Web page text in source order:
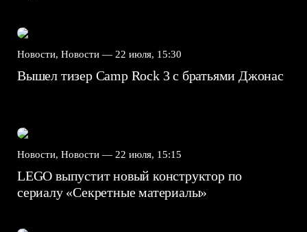
Новости, Новости — 22 июля, 15:30
Вышел тизер Camp Rock 3 с братьями Джонас
Новости, Новости — 22 июля, 15:15
LEGO выпустит новый конструктор по
сериалу «Секретные материалы»